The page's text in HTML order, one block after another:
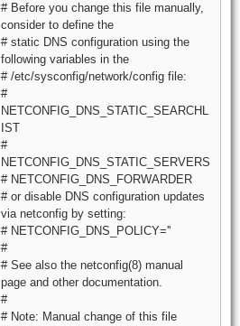
# Before you change this file manually,
consider to define the
# static DNS configuration using the
following variables in the
# /etc/sysconfig/network/config file:
#
NETCONFIG_DNS_STATIC_SEARCHL
IST
#
NETCONFIG_DNS_STATIC_SERVERS
# NETCONFIG_DNS_FORWARDER
# or disable DNS configuration updates
via netconfig by setting:
# NETCONFIG_DNS_POLICY=''
#
# See also the netconfig(8) manual
page and other documentation.
#
# Note: Manual change of this file